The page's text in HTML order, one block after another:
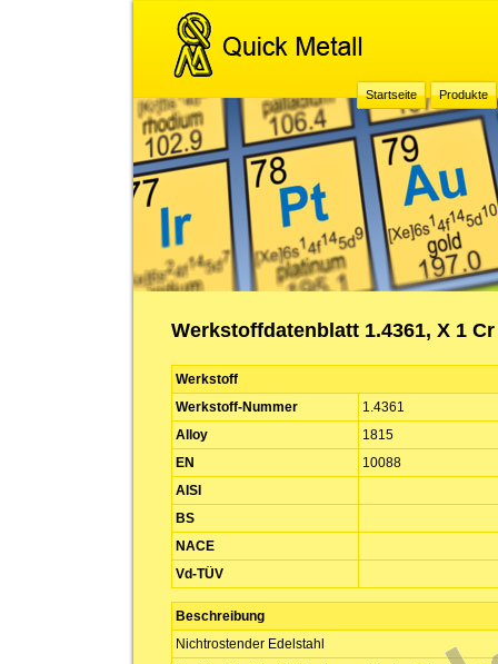
Startseite Produkte
Werkstoffdatenblatt 1.4361, X 1 Cr
Werkstoff
Werkstoff-Nummer
1.4361
Alloy
1815
EN
10088
AISI
BS
NACE
Vd-TÜV
Beschreibung
Nichtrostender Edelstahl